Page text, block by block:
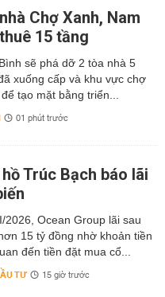
Chợ Xanh, Nam
15 tầng
sẽ phá dỡ 2 tòa nhà 5
xuống cấp và khu vực chợ
tạo mặt bằng triển...
01 phút trước
Trúc Bạch báo lãi
2026, Ocean Group lãi sau
15 tỷ đồng nhờ khoản tiền
đến tiền đặt mua cổ...
TƯ 15 giờ trước